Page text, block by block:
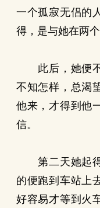
一个孤寂无侣的
得，是与她在两
此后，她便不
不知怎样，总渴
他来，才得到他
信。
第二天她起得
的便跑到车站上
好容易才等到火